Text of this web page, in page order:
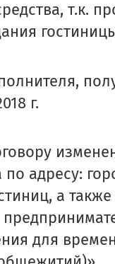
т.к.
г.
адресу:
а
для